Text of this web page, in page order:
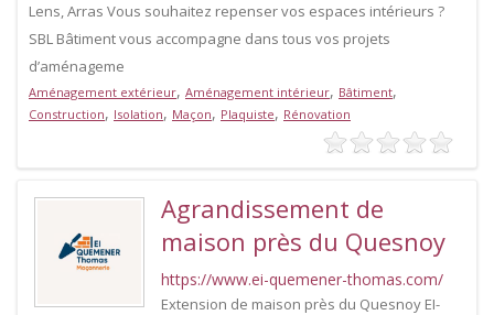
Lens, Arras Vous souhaitez repenser vos espaces intérieurs ?
SBL Bâtiment vous accompagne dans tous vos projets
d’aménageme
Aménagement extérieur, Aménagement intérieur, Bâtiment,
Construction, Isolation, Maçon, Plaquiste, Rénovation
Agrandissement de
maison près du Quesnoy
https://www.ei-quemener-thomas.com/
Extension de maison près du Quesnoy EI-